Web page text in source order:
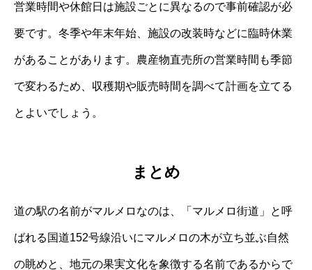
営業時間や休館日は施設ごとに異なるので事前確認が必
要です。冬季や年末年始、施設の改装時などに臨時休業
があることがあります。農産物直売所の営業時間も季節
で変わるため、収穫期や販売時間を調べて計画を立てる
とよいでしょう。
まとめ
道の駅の名前がマルメロなのは、「マルメロ街道」と呼
ばれる国道152号線沿いにマルメロの木が立ち並ぶ自然
の眺めと、地元の果実文化を象徴する名前であるからで